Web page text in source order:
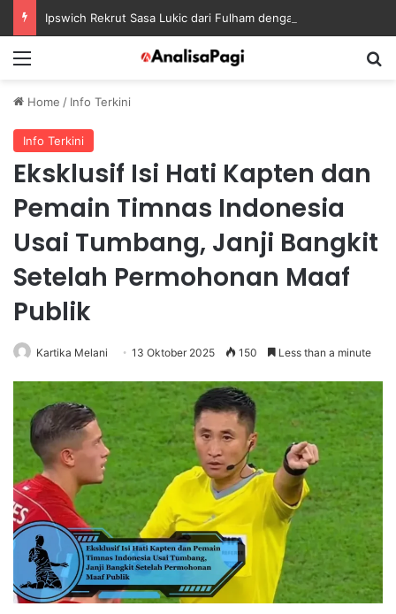
Home / Info Terkini
Info Terkini
Eksklusif Isi Hati Kapten dan
Pemain Timnas Indonesia
Usai Tumbang, Janji Bangkit
Setelah Permohonan Maaf
Publik
Kartika Melani 13 Oktober 2025 150 Less than a minute